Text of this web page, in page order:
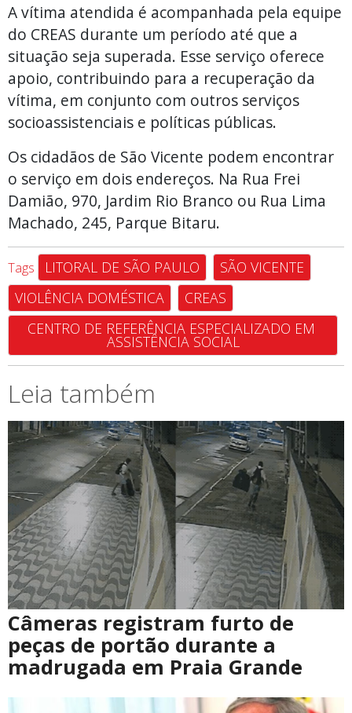
A vítima atendida é acompanhada pela equipe
do CREAS durante um período até que a
situação seja superada. Esse serviço oferece
apoio, contribuindo para a recuperação da
vítima, em conjunto com outros serviços
socioassistenciais e políticas públicas.
Os cidadãos de São Vicente podem encontrar
o serviço em dois endereços. Na Rua Frei
Damião, 970, Jardim Rio Branco ou Rua Lima
Machado, 245, Parque Bitaru.
Tags LITORAL DE SÃO PAULO
SÃO VICENTE
VIOLÊNCIA DOMÉSTICA
CREAS
CENTRO DE REFERÊNCIA ESPECIALIZADO EM
ASSISTÊNCIA SOCIAL
Leia também
Câmeras registram furto de
peças de portão durante a
madrugada em Praia Grande